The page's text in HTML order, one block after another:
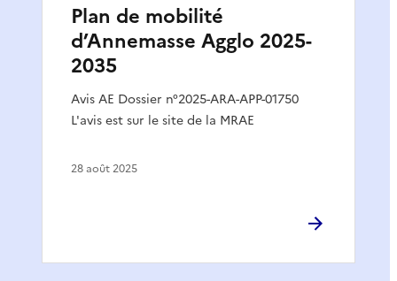
Plan de mobilité
d’Annemasse Agglo 2025-
2035
Avis AE Dossier n°2025-ARA-APP-01750
L'avis est sur le site de la MRAE
28 août 2025